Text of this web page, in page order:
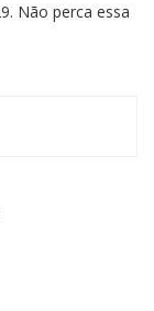
Não perca essa